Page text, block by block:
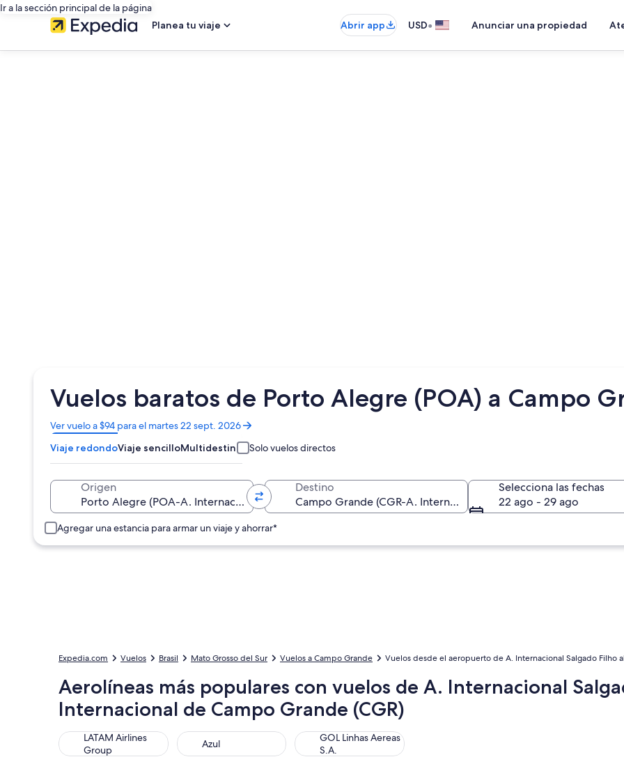
Ir a la sección principal de la página
Planea tu viaje
Abrir app USD• Anunciar una propiedad
Vuelos baratos de Porto Alegre (POA) a Campo
Ver vuelo a $94 para el martes 22 sept. 2026
Se
abrirá
en
una
ventana
Viaje redondoViaje sencilloMultidestino Solo vuelos directos
Origen Destino
Selecciona las fechas
22 ago - 29 ago
Agregar una estancia para armar un viaje y ahorrar*
Expedia.com Vuelos Brasil Mato Grosso del Sur Vuelos a Campo Grande Vuelos desde el aeropuerto de A. Internacional Salgado
Aerolíneas más populares con vuelos de A. Internacional
Internacional de Campo Grande (CGR)
LATAM Airlines
Group
LATAM Airlines Group Azul
Azul
GOL Linhas Aereas
S.A.
GOL Linhas Aereas S.A.